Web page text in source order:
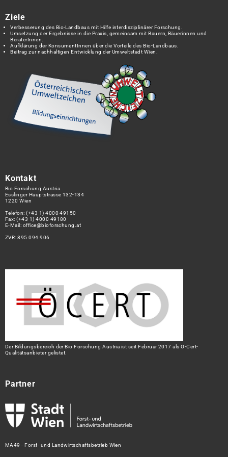
Ziele
Verbesserung des Bio-Landbaus mit Hilfe interdisziplinärer Forschung.
Umsetzung der Ergebnisse in die Praxis, gemeinsam mit Bauern, Bäuerinnen und
BeraterInnen.
Aufklärung der KonsumentInnen über die Vorteile des Bio-Landbaus.
Beitrag zur nachhaltigen Entwicklung der Umweltstadt Wien.
Kontakt
Bio Forschung Austria
Esslinger Hauptstrasse 132-134
1220 Wien
Telefon:(+43 1) 4000 49150
Fax: (+43 1) 4000 49180
E-Mail: office@bioforschung.at
ZVR: 895 094 906
Der Bildungsbereich der Bio Forschung Austria ist seit Februar 2017 als Ö-Cert-
Qualitätsanbieter gelistet.
Partner
MA49 - Forst- und Landwirtschaftsbetrieb Wien